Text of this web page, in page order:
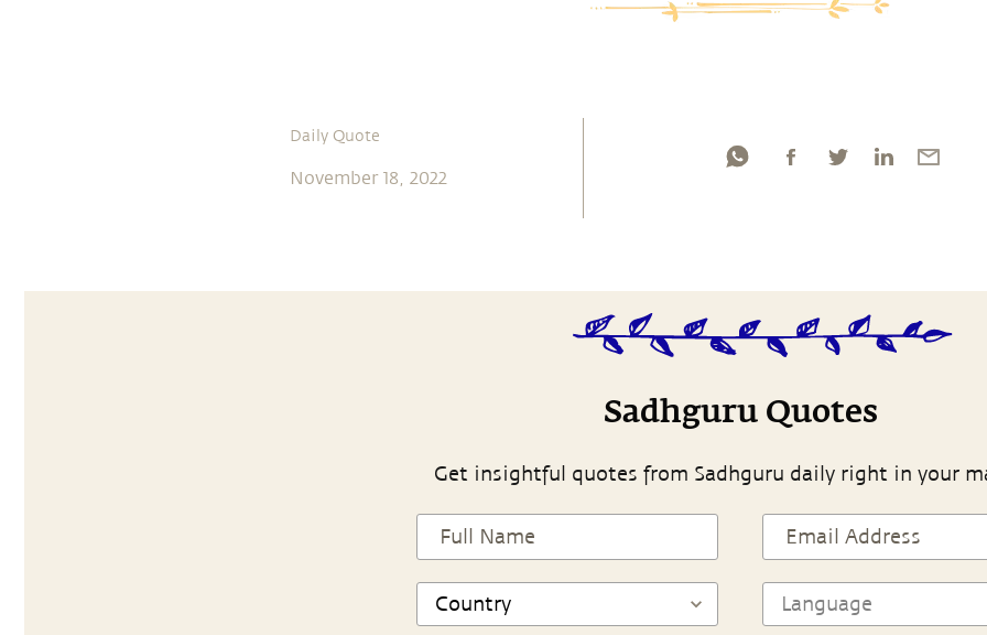
Daily Quote
November 18, 2022
Sadhguru Quotes
Get insightful quotes from Sadhguru daily right in your